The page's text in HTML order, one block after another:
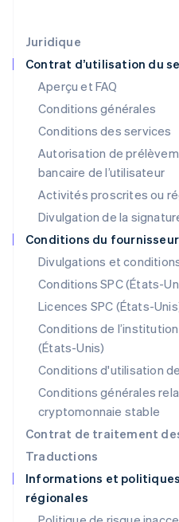
Juridique
Contrat d’utilisation du
Aperçu et FAQ
Conditions générales
Conditions des services
Autorisation de
bancaire de l’utilisateur
Activités proscrites ou
Divulgation de la
Conditions du
Divulgations et
Conditions SPC (États-
Licences SPC (États-
Conditions de
(États-Unis)
Conditions d'utilisation
Conditions générales
cryptomonnaie stable
Contrat de traitement
Traductions
Informations et
régionales
Italie
Japon
日本語 English
Lettonie
English
DeutschEnglish
Lituanie
English
Luxembourg
FrançaisDeutschEnglish
Malaisie
Malte
English
Mexique
Norvège
English
Nouvelle-Zélande
Pays-Bas
NederlandsEnglish
Pologne
Portugal
PortuguêsEnglish
RAS de Hong Kong, Chine
English 简体中文